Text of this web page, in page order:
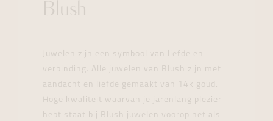
Blush
Juwelen zijn een symbool van liefde en
verbinding. Alle juwelen van Blush zijn met
aandacht en liefde gemaakt van 14k goud.
Hoge kwaliteit waarvan je jarenlang plezier
hebt staat bij Blush juwelen voorop net als